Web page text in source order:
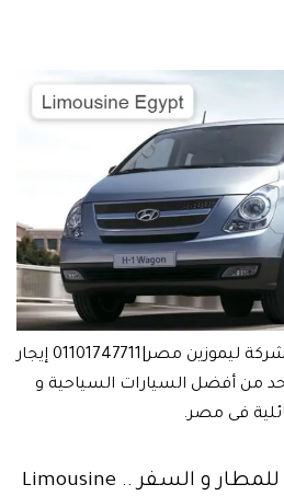
إيجار فان هيونداي H1 تقدم شركة ليموزين مصر|01101747711 إيجار
من أفضل السيارات السياحية و
فى مصر.
إيجار فان هيونداى H1 للمطار و السفر .. Limousine